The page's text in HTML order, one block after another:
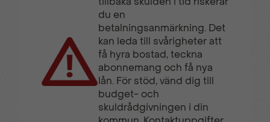
du en
betalningsanmärkning. Det
kan leda till svårigheter att
få hyra bostad, teckna
abonnemang och få nya
lån. För stöd, vänd dig till
budget- och
skuldrådgivningen i din